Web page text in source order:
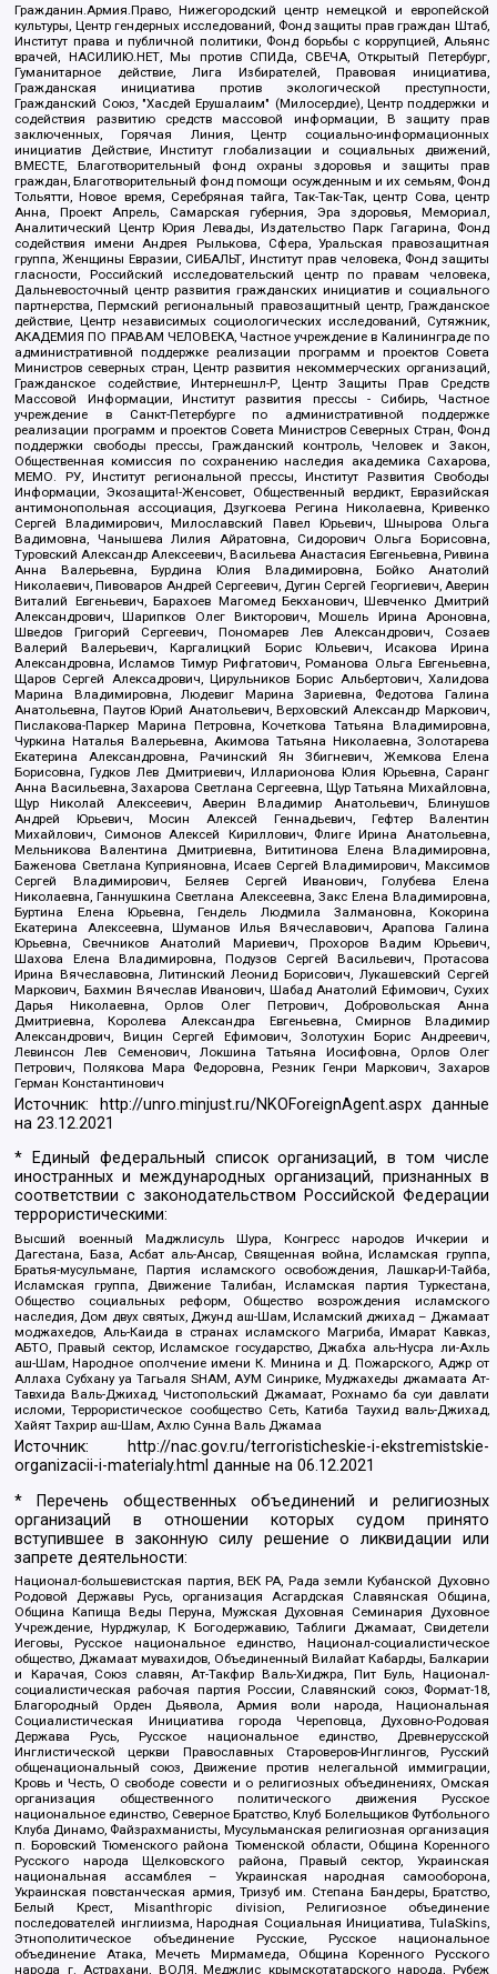
Гражданин.Армия.Право, Нижегородский центр немецкой и европейской
культуры, Центр гендерных исследований, Фонд защиты прав граждан Штаб,
Институт права и публичной политики, Фонд борьбы с коррупцией, Альянс
врачей, НАСИЛИЮ.НЕТ, Мы против СПИДа, СВЕЧА, Открытый Петербург,
Гуманитарное действие, Лига Избирателей, Правовая инициатива,
Гражданская инициатива против экологической преступности,
Гражданский Союз, "Хасдей Ерушалаим" (Милосердие), Центр поддержки и
содействия развитию средств массовой информации, В защиту прав
заключенных, Горячая Линия, Центр социально-информационных
инициатив Действие, Институт глобализации и социальных движений,
ВМЕСТЕ, Благотворительный фонд охраны здоровья и защиты прав
граждан, Благотворительный фонд помощи осужденным и их семьям, Фонд
Тольятти, Новое время, Серебряная тайга, Так-Так-Так, центр Сова, центр
Анна, Проект Апрель, Самарская губерния, Эра здоровья, Мемориал,
Аналитический Центр Юрия Левады, Издательство Парк Гагарина, Фонд
содействия имени Андрея Рылькова, Сфера, Уральская правозащитная
группа, Женщины Евразии, СИБАЛЬТ, Институт прав человека, Фонд защиты
гласности, Российский исследовательский центр по правам человека,
Дальневосточный центр развития гражданских инициатив и социального
партнерства, Пермский региональный правозащитный центр, Гражданское
действие, Центр независимых социологических исследований, Сутяжник,
АКАДЕМИЯ ПО ПРАВАМ ЧЕЛОВЕКА, Частное учреждение в Калининграде по
административной поддержке реализации программ и проектов Совета
Министров северных стран, Центр развития некоммерческих организаций,
Гражданское содействие, Интернешнл-Р, Центр Защиты Прав Средств
Массовой Информации, Институт развития прессы - Сибирь, Частное
учреждение в Санкт-Петербурге по административной поддержке
реализации программ и проектов Совета Министров Северных Стран, Фонд
поддержки свободы прессы, Гражданский контроль, Человек и Закон,
Общественная комиссия по сохранению наследия академика Сахарова,
МЕМО. РУ, Институт региональной прессы, Институт Развития Свободы
Информации, Экозащита!-Женсовет, Общественный вердикт, Евразийская
антимонопольная ассоциация, Дзугкоева Регина Николаевна, Кривенко
Сергей Владимирович, Милославский Павел Юрьевич, Шнырова Ольга
Вадимовна, Чанышева Лилия Айратовна, Сидорович Ольга Борисовна,
Туровский Александр Алексеевич, Васильева Анастасия Евгеньевна, Ривина
Анна Валерьевна, Бурдина Юлия Владимировна, Бойко Анатолий
Николаевич, Пивоваров Андрей Сергеевич, Дугин Сергей Георгиевич, Аверин
Виталий Евгеньевич, Барахоев Магомед Бекханович, Шевченко Дмитрий
Александрович, Шарипков Олег Викторович, Мошель Ирина Ароновна,
Шведов Григорий Сергеевич, Пономарев Лев Александрович, Созаев
Валерий Валерьевич, Каргалицкий Борис Юльевич, Исакова Ирина
Александровна, Исламов Тимур Рифгатович, Романова Ольга Евгеньевна,
Щаров Сергей Алексадрович, Цирульников Борис Альбертович, Халидова
Марина Владимировна, Людевиг Марина Зариевна, Федотова Галина
Анатольевна, Паутов Юрий Анатольевич, Верховский Александр Маркович,
Пислакова-Паркер Марина Петровна, Кочеткова Татьяна Владимировна,
Чуркина Наталья Валерьевна, Акимова Татьяна Николаевна, Золотарева
Екатерина Александровна, Рачинский Ян Збигневич, Жемкова Елена
Борисовна, Гудков Лев Дмитриевич, Илларионова Юлия Юрьевна, Саранг
Анна Васильевна, Захарова Светлана Сергеевна, Щур Татьяна Михайловна,
Щур Николай Алексеевич, Аверин Владимир Анатольевич, Блинушов
Андрей Юрьевич, Мосин Алексей Геннадьевич, Гефтер Валентин
Михайлович, Симонов Алексей Кириллович, Флиге Ирина Анатольевна,
Мельникова Валентина Дмитриевна, Вититинова Елена Владимировна,
Баженова Светлана Куприяновна, Исаев Сергей Владимирович, Максимов
Сергей Владимирович, Беляев Сергей Иванович, Голубева Елена
Николаевна, Ганнушкина Светлана Алексеевна, Закс Елена Владимировна,
Буртина Елена Юрьевна, Гендель Людмила Залмановна, Кокорина
Екатерина Алексеевна, Шуманов Илья Вячеславович, Арапова Галина
Юрьевна, Свечников Анатолий Мариевич, Прохоров Вадим Юрьевич,
Шахова Елена Владимировна, Подузов Сергей Васильевич, Протасова
Ирина Вячеславовна, Литинский Леонид Борисович, Лукашевский Сергей
Маркович, Бахмин Вячеслав Иванович, Шабад Анатолий Ефимович, Сухих
Дарья Николаевна, Орлов Олег Петрович, Добровольская Анна
Дмитриевна, Королева Александра Евгеньевна, Смирнов Владимир
Александрович, Вицин Сергей Ефимович, Золотухин Борис Андреевич,
Левинсон Лев Семенович, Локшина Татьяна Иосифовна, Орлов Олег
Петрович, Полякова Мара Федоровна, Резник Генри Маркович, Захаров
Герман Константинович
Источник: http://unro.minjust.ru/NKOForeignAgent.aspxданные
на23.12.2021
* Единый федеральный список организаций, в том числе
иностранных и международных организаций, признанных в
соответствии с законодательством Российской Федерации
террористическими:
Высший военный Маджлисуль Шура, Конгресс народов Ичкерии и
Дагестана, База, Асбат аль-Ансар, Священная война, Исламская группа,
Братья-мусульмане, Партия исламского освобождения, Лашкар-И-Тайба,
Исламская группа, Движение Талибан, Исламская партия Туркестана,
Общество социальных реформ, Общество возрождения исламского
наследия, Дом двух святых, Джунд аш-Шам, Исламский джихад – Джамаат
моджахедов, Аль-Каида в странах исламского Магриба, Имарат Кавказ,
АБТО, Правый сектор, Исламское государство, Джабха аль-Нусра ли-Ахль
аш-Шам, Народное ополчение имени К. Минина и Д. Пожарского, Аджр от
Аллаха Субхану уа Тагьаля SHAM, АУМ Синрике, Муджахеды джамаата Ат-
Тавхида Валь-Джихад, Чистопольский Джамаат, Рохнамо ба суи давлати
исломи, Террористическое сообщество Сеть, Катиба Таухид валь-Джихад,
Хайят Тахрир аш-Шам, Ахлю Сунна Валь Джамаа
Источник:
http://nac.gov.ru/terroristicheskie-i-ekstremistskie-
organizacii-i-materialy.html данные на06.12.2021
* Перечень общественных объединений и религиозных
организаций в отношении которых судом принято
вступившее в законную силу решение о ликвидации или
запрете деятельности:
Национал-большевистская партия, ВЕК РА, Рада земли Кубанской Духовно
Родовой Державы Русь, организация Асгардская Славянская Община,
Община Капища Веды Перуна, Мужская Духовная Семинария Духовное
Учреждение, Нурджулар, К Богодержавию, Таблиги Джамаат, Свидетели
Иеговы, Русское национальное единство, Национал-социалистическое
общество, Джамаат мувахидов, Объединенный Вилайат Кабарды, Балкарии
и Карачая, Союз славян, Ат-Такфир Валь-Хиджра, Пит Буль, Национал-
социалистическая рабочая партия России, Славянский союз, Формат-18,
Благородный Орден Дьявола, Армия воли народа, Национальная
Социалистическая Инициатива города Череповца, Духовно-Родовая
Держава Русь, Русское национальное единство, Древнерусской
Инглистической церкви Православных Староверов-Инглингов, Русский
общенациональный союз, Движение против нелегальной иммиграции,
Кровь и Честь, О свободе совести и о религиозных объединениях, Омская
организация общественного политического движения Русское
национальное единство, Северное Братство, Клуб Болельщиков Футбольного
Клуба Динамо, Файзрахманисты, Мусульманская религиозная организация
п. Боровский Тюменского района Тюменской области, Община Коренного
Русского народа Щелковского района, Правый сектор, Украинская
национальная ассамблея – Украинская народная самооборона,
Украинская повстанческая армия, Тризуб им. Степана Бандеры, Братство,
Белый Крест, Misanthropic division, Религиозное объединение
последователей инглиизма, Народная Социальная Инициатива, TulaSkins,
Этнополитическое объединение Русские, Русское национальное
объединение Атака, Мечеть Мирмамеда, Община Коренного Русского
народа г. Астрахани, ВОЛЯ, Меджлис крымскотатарского народа, Рубеж